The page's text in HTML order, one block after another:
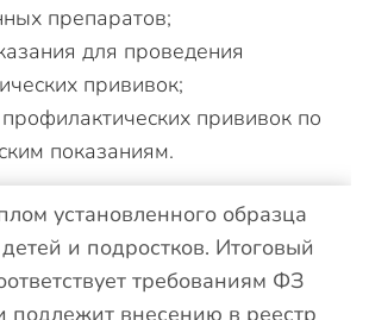
препаратов;
для проведения
прививок;
прививок по
показаниям.
установленного образца
и подростков. Итоговый
требованиям ФЗ
внесению в реестр